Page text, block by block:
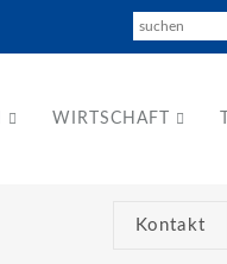
WIRTSCHAFT
Kontakt